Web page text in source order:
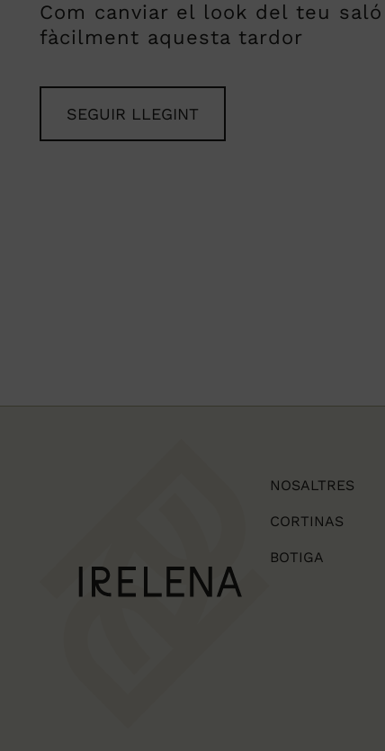
Com canviar el look del teu saló
fàcilment aquesta tardor
SEGUIR LLEGINT
NOSALTRES
CORTINAS
BOTIGA